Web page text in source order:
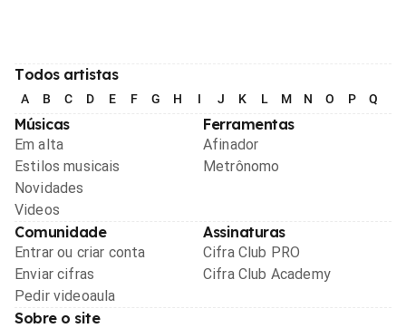
Todos artistas
A B C D E F G H I J K L M N O P Q
Músicas
Em alta
Estilos musicais
Novidades
Videos
Ferramentas
Afinador
Metrônomo
Comunidade
Entrar ou criar conta
Enviar cifras
Pedir videoaula
Assinaturas
Cifra Club PRO
Cifra Club Academy
Sobre o site